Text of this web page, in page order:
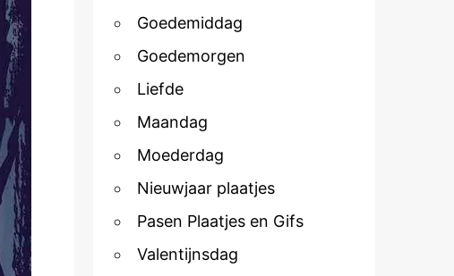
Goedemiddag
Goedemorgen
Liefde
Maandag
Moederdag
Nieuwjaar plaatjes
Pasen Plaatjes en Gifs
Valentijnsdag